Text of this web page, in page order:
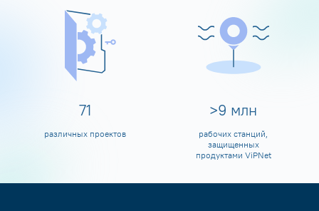
80
различных проектов
>10 млн
рабочих станций,
защищенных
продуктами ViPNet